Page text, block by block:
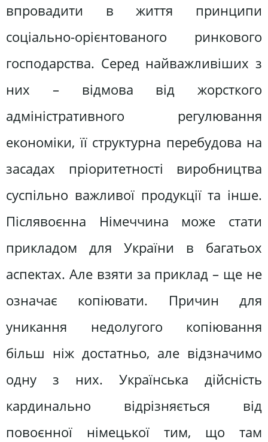
впровадити в життя принципи
соціально-орієнтованого ринкового
господарства. Серед найважливіших з
них – відмова від жорсткого
адміністративного регулювання
економіки, її структурна перебудова на
засадах пріоритетності виробництва
суспільно важливої продукції та інше.
Післявоєнна Німеччина може стати
прикладом для України в багатьох
аспектах. Але взяти за приклад – ще не
означає копіювати. Причин для
уникання недолугого копіювання
більш ніж достатньо, але відзначимо
одну з них. Українська дійсність
кардинально відрізняється від
повоєнної німецької тим, що там